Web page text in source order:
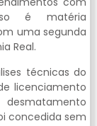
é matéria
uma segunda
Real.
técnicas do
licenciamento
concedida sem